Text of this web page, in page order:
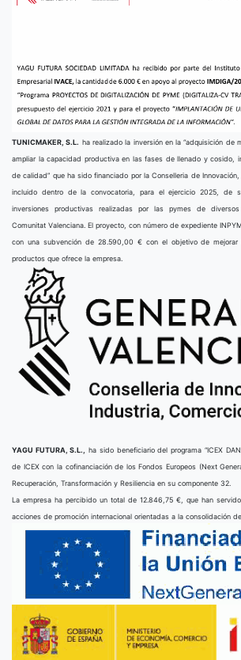
TUNICMAKER, S.L. ha realizado la inversión en la “adquisición de
ampliar la capacidad productiva en las fases de llenado y cosido,
de calidad” que ha sido financiado por la Conselleria de
incluido dentro de la convocatoria, para el ejercicio 2025, de
inversiones productivas realizadas por las pymes de
Comunitat Valenciana. El proyecto, con número de expediente
con una subvención de 28.590,00 € con el objetivo de
productos que ofrece la empresa.
YAGU FUTURA, S.L.,
ha sido beneficiario del programa “ICEX
de ICEX con la cofinanciación de los Fondos Europeos (Next
Recuperación, Transformación y Resiliencia en su componente 32.
La empresa ha percibido un total de 12.846,75 €, que han
acciones de promoción internacional orientadas a la consolidación